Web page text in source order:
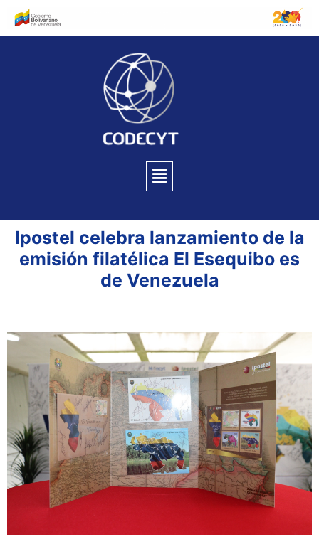
Ipostel celebra lanzamiento de la
emisión filatélica El Esequibo es
de Venezuela